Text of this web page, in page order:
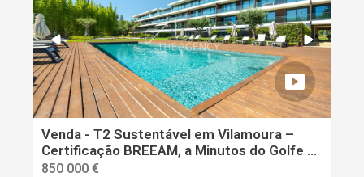
Venda - T2 Sustentável em Vilamoura –
Certificação BREEAM, a Minutos do Golfe e
da Praia
850 000 €